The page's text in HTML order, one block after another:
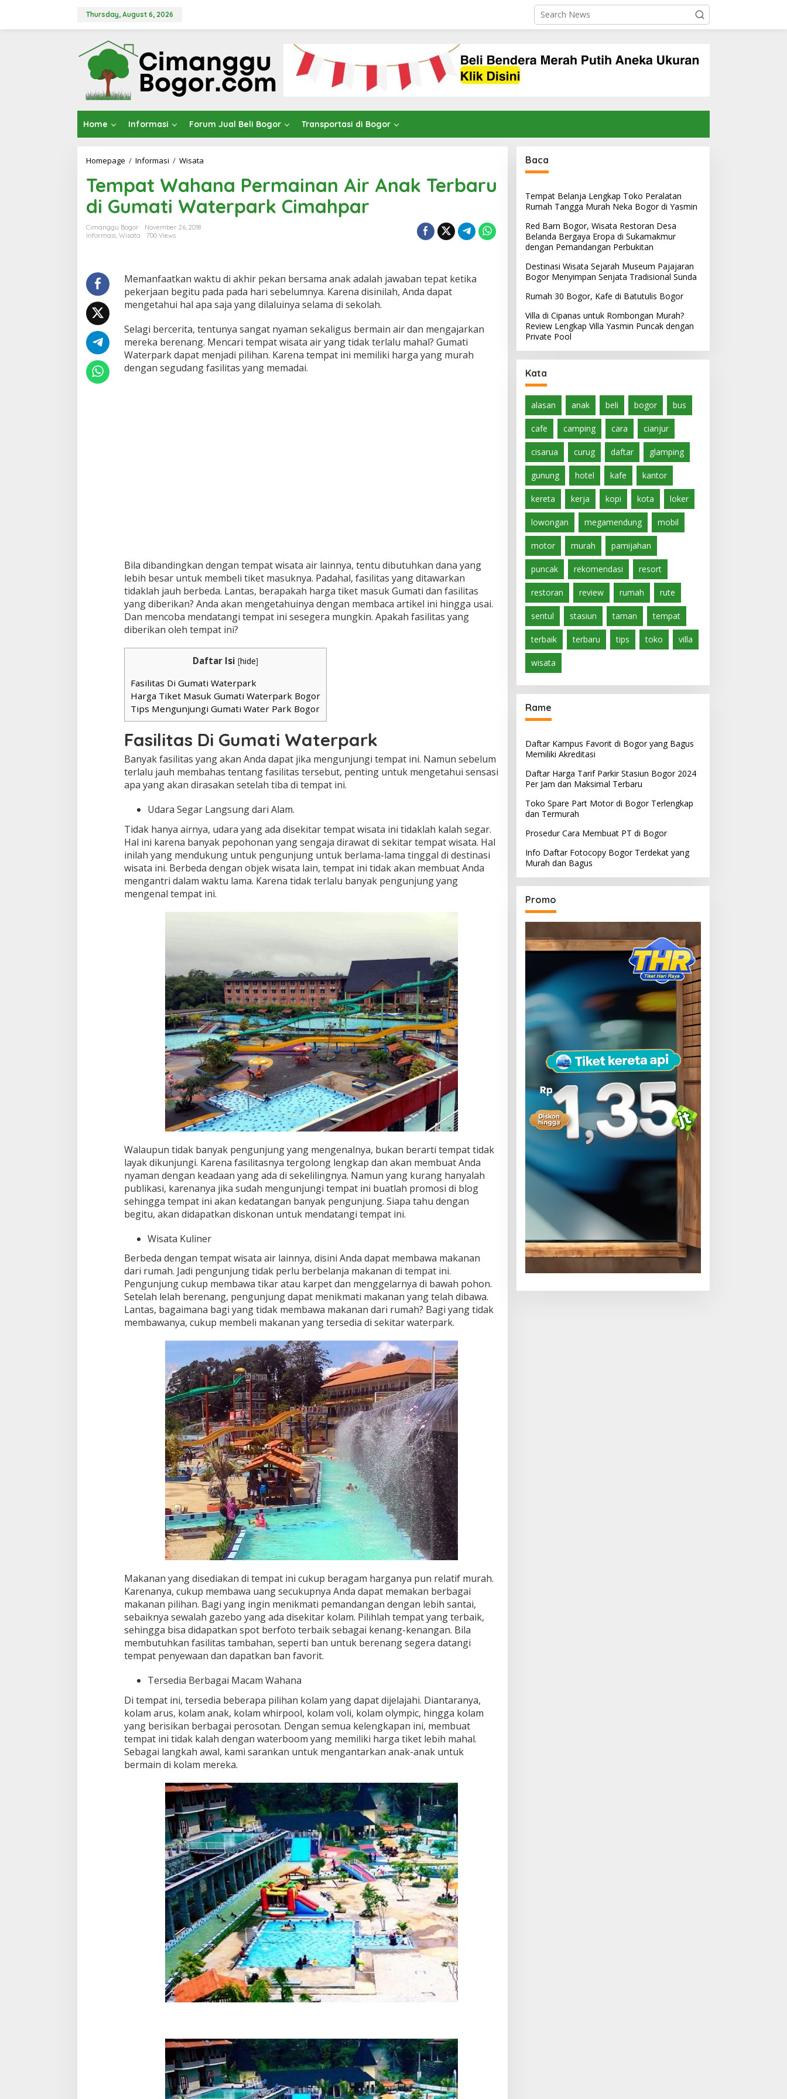
Thursday, August 6, 2026
Home Informasi Forum Jual Beli Bogor Transportasi di Bogor
Homepage / Informasi / Wisata
Permainan
Air
Anak
Terbaru
Tempat Wahana Permainan Air Anak Terbaru
di Gumati Waterpark Cimahpar
Cimanggu Bogor
November 26, 2018
Informasi, Wisata 700 Views
Memanfaatkan waktu di akhir pekan bersama anak adalah jawaban tepat ketika
pekerjaan begitu pada pada hari sebelumnya. Karena disinilah, Anda dapat
mengetahui hal apa saja yang dilaluinya selama di sekolah.
Selagi bercerita, tentunya sangat nyaman sekaligus bermain air dan mengajarkan
mereka berenang. Mencari tempat wisata air yang tidak terlalu mahal? Gumati
Waterpark dapat menjadi pilihan. Karena tempat ini memiliki harga yang murah
dengan segudang fasilitas yang memadai.
Bila dibandingkan dengan tempat wisata air lainnya, tentu dibutuhkan dana yang
lebih besar untuk membeli tiket masuknya. Padahal, fasilitas yang ditawarkan
tidaklah jauh berbeda. Lantas, berapakah harga tiket masuk Gumati dan fasilitas
yang diberikan? Anda akan mengetahuinya dengan membaca artikel ini hingga usai.
Dan mencoba mendatangi tempat ini sesegera mungkin. Apakah fasilitas yang
diberikan oleh tempat ini?
Daftar Isi [hide]
Fasilitas Di Gumati Waterpark
Harga Tiket Masuk Gumati Waterpark Bogor
Tips Mengunjungi Gumati Water Park Bogor
Fasilitas Di Gumati Waterpark
Banyak fasilitas yang akan Anda dapat jika mengunjungi tempat ini. Namun sebelum
terlalu jauh membahas tentang fasilitas tersebut, penting untuk mengetahui sensasi
apa yang akan dirasakan setelah tiba di tempat ini.
Udara Segar Langsung dari Alam.
Tidak hanya airnya, udara yang ada disekitar tempat wisata ini tidaklah kalah segar.
Hal ini karena banyak pepohonan yang sengaja dirawat di sekitar tempat wisata. Hal
inilah yang mendukung untuk pengunjung untuk berlama-lama tinggal di destinasi
wisata ini. Berbeda dengan objek wisata lain, tempat ini tidak akan membuat Anda
mengantri dalam waktu lama. Karena tidak terlalu banyak pengunjung yang
mengenal tempat ini.
Walaupun tidak banyak pengunjung yang mengenalnya, bukan berarti tempat tidak
layak dikunjungi. Karena fasilitasnya tergolong lengkap dan akan membuat Anda
nyaman dengan keadaan yang ada di sekelilingnya. Namun yang kurang hanyalah
publikasi, karenanya jika sudah mengunjungi tempat ini buatlah promosi di blog
sehingga tempat ini akan kedatangan banyak pengunjung. Siapa tahu dengan
begitu, akan didapatkan diskonan untuk mendatangi tempat ini.
Wisata Kuliner
Berbeda dengan tempat wisata air lainnya, disini Anda dapat membawa makanan
dari rumah. Jadi pengunjung tidak perlu berbelanja makanan di tempat ini.
Pengunjung cukup membawa tikar atau karpet dan menggelarnya di bawah pohon.
Setelah lelah berenang, pengunjung dapat menikmati makanan yang telah dibawa.
Lantas, bagaimana bagi yang tidak membawa makanan dari rumah? Bagi yang tidak
membawanya, cukup membeli makanan yang tersedia di sekitar waterpark.
Makanan yang disediakan di tempat ini cukup beragam harganya pun relatif murah.
Karenanya, cukup membawa uang secukupnya Anda dapat memakan berbagai
makanan pilihan. Bagi yang ingin menikmati pemandangan dengan lebih santai,
sebaiknya sewalah gazebo yang ada disekitar kolam. Pilihlah tempat yang terbaik,
sehingga bisa didapatkan spot berfoto terbaik sebagai kenang-kenangan. Bila
membutuhkan fasilitas tambahan, seperti ban untuk berenang segera datangi
tempat penyewaan dan dapatkan ban favorit.
Tersedia Berbagai Macam Wahana
Di tempat ini, tersedia beberapa pilihan kolam yang dapat dijelajahi. Diantaranya,
kolam arus, kolam anak, kolam whirpool, kolam voli, kolam olympic, hingga kolam
yang berisikan berbagai perosotan. Dengan semua kelengkapan ini, membuat
tempat ini tidak kalah dengan waterboom yang memiliki harga tiket lebih mahal.
Sebagai langkah awal, kami sarankan untuk mengantarkan anak-anak untuk
bermain di kolam mereka.
Baca
Tempat Belanja Lengkap Toko Peralatan
Rumah Tangga Murah Neka Bogor di Yasmin
Red Barn Bogor, Wisata Restoran Desa
Belanda Bergaya Eropa di Sukamakmur
dengan Pemandangan Perbukitan
Destinasi Wisata Sejarah Museum Pajajaran
Bogor Menyimpan Senjata Tradisional Sunda
Rumah 30 Bogor, Kafe di Batutulis Bogor
Villa di Cipanas untuk Rombongan Murah?
Review Lengkap Villa Yasmin Puncak dengan
Private Pool
Kata
alasan anak beli bogor bus
cafe camping cara cianjur
cisarua curug daftar glamping
gunung hotel kafe kantor
kereta kerja kopi kota loker
lowongan megamendung mobil
motor murah pamijahan
puncak rekomendasi resort
restoran review rumah rute
sentul stasiun taman tempat
terbaik terbaru tips toko villa
wisata
Rame
Daftar Kampus Favorit di Bogor yang Bagus
Memiliki Akreditasi
Daftar Harga Tarif Parkir Stasiun Bogor 2024
Per Jam dan Maksimal Terbaru
Toko Spare Part Motor di Bogor Terlengkap
dan Termurah
Prosedur Cara Membuat PT di Bogor
Info Daftar Fotocopy Bogor Terdekat yang
Murah dan Bagus
Promo